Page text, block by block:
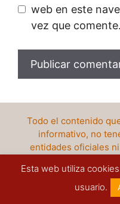
web en este
vez que comente.
Todo el contenido
informativo, no
entidades oficiales
POLÍTICA DE
Esta web utiliza
usuario.